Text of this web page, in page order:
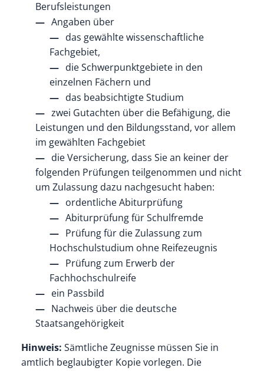
Berufsleistungen
Angaben über
das gewählte wissenschaftliche
Fachgebiet,
die Schwerpunktgebiete in den
einzelnen Fächern und
das beabsichtigte Studium
zwei Gutachten über die Befähigung, die
Leistungen und den Bildungsstand, vor allem
im gewählten Fachgebiet
die Versicherung, dass Sie an keiner der
folgenden Prüfungen teilgenommen und nicht
um Zulassung dazu nachgesucht haben:
ordentliche Abiturprüfung
Abiturprüfung für Schulfremde
Prüfung für die Zulassung zum
Hochschulstudium ohne Reifezeugnis
Prüfung zum Erwerb der
Fachhochschulreife
ein Passbild
Nachweis über die deutsche
Staatsangehörigkeit
Hinweis: Sämtliche Zeugnisse müssen Sie in
amtlich beglaubigter Kopie vorlegen. Die